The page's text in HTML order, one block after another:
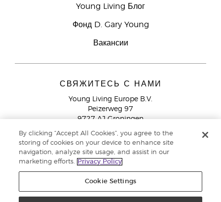
Young Living Блог
Фонд D. Gary Young
Вакансии
СВЯЖИТЕСЬ С НАМИ
Young Living Europe B.V.
Peizerweg 97
9727 AJ Groningen
Netherlands
Служба поддержки партнеров бренда+44 (0) 20 3935
9000
© Young Living Essential Oils 2021 |Политика конфиденциальности
By clicking “Accept All Cookies”, you agree to the
storing of cookies on your device to enhance site
navigation, analyze site usage, and assist in our
marketing efforts.
Privacy Policy
Cookie Settings